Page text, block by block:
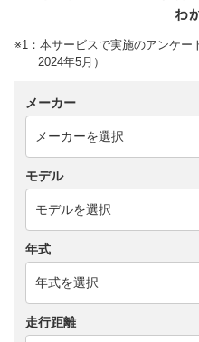
※1：本サービスで実施のアンケー
2024年5月）
メーカー
モデル
年式
走行距離